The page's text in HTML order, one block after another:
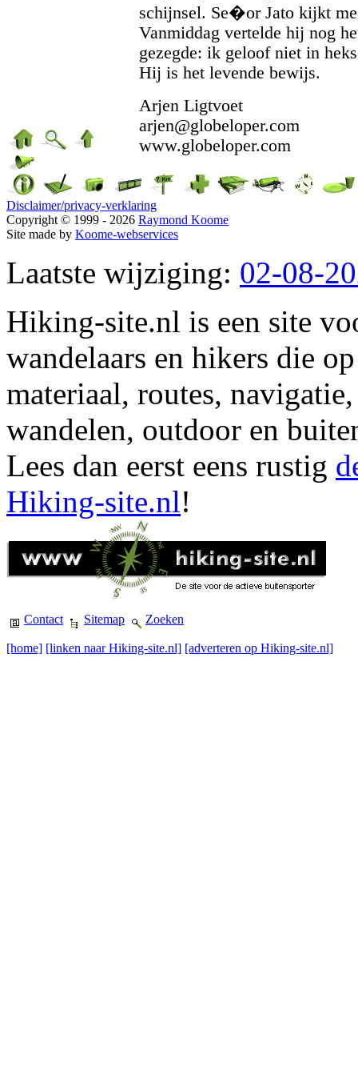
schijnsel. Se�or Jato kijkt
Vanmiddag vertelde hij nog
gezegde: ik geloof niet in
Hij is het levende bewijs.
Arjen Ligtvoet
arjen@globeloper.com
www.globeloper.com
Disclaimer/privacy-verklaring
Copyright © 1999 - 2026 Raymond Koome
Site made by Koome-webservices
Laatste wijziging: 02-08-
Hiking-site.nl is een site
wandelaars en hikers die
materiaal, routes,
wandelen, outdoor en
Lees dan eerst eens rustig
Hiking-site.nl!
Contact Sitemap Zoeken
[home] [linken naar Hiking-site.nl] [adverteren op Hiking-site.nl]